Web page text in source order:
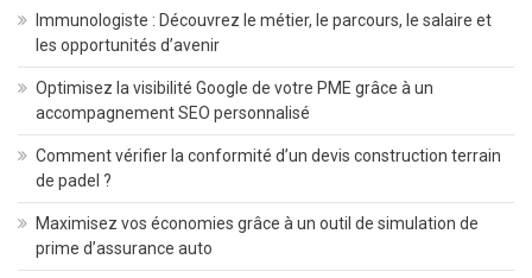
Immunologiste : Découvrez le métier, le parcours, le salaire et
les opportunités d’avenir
Optimisez la visibilité Google de votre PME grâce à un
accompagnement SEO personnalisé
Comment vérifier la conformité d’un devis construction terrain
de padel ?
Maximisez vos économies grâce à un outil de simulation de
prime d’assurance auto